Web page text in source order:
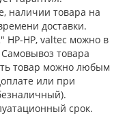
наличии товара на
доставки.
НР-НР, valtec можно в
товара
товар можно любым
или при
срок.